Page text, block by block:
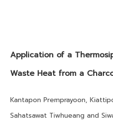
Application of a
Waste Heat from a
Kantapon Premprayoon,
Sahatsawat Tiwhueang and